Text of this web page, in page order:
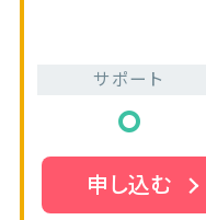
サポート
申し込む